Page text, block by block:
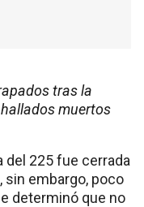
tras la
muertos
del 225 fue cerrada
sin embargo, poco
determinó que no